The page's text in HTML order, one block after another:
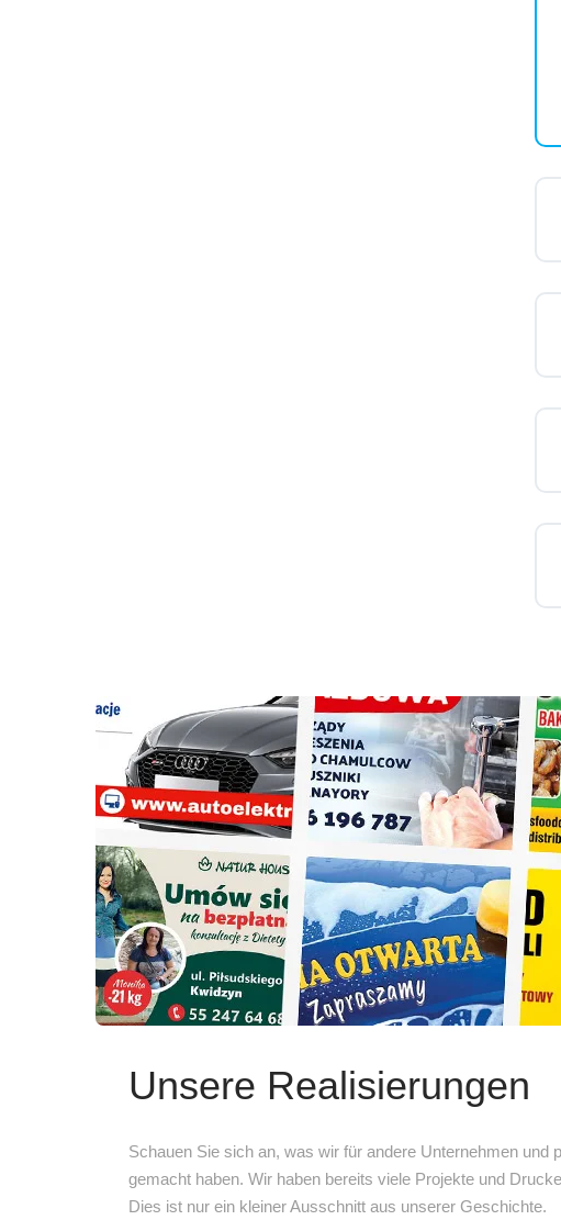
Unsere Realisierungen
Schauen Sie sich an, was wir für andere Unternehmen und
gemacht haben. Wir haben bereits viele Projekte und
Dies ist nur ein kleiner Ausschnitt aus unserer Geschichte.